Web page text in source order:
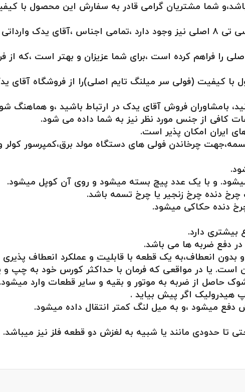
آقای یدک موجود می باشد،و شما مشتریان گرامی قادر به سفارش این محصول
میباشد.
را فراهم کرده است ،برای شما عزیزان و بهتر است ،که از
با کیفیت (فولی سر میلنگ تایم اصلی)را از فروشگاه آقای
کافی از جنس مورد نظر نیز به شما داده می شود.
ایران امکان پذیر است.
چرخشی موتور خودرو کی ام سی تی ۸ به همراهه تسمه،جهت چرخاندن فولی های دستگاه مولد
و با یک عدد پیچ بسته میشود و روی آن کوپل میشود.
دنده چرخ زنجیر یا چرخ تسمه باشد.
دنده حکاکی میشود.
دارد.
در دفع ضربه ها می باشد.
از حالت یک تکه و بدون انعطاف،به یک قطعه با قابلیت و عملکرد انعطاف
یا در مواقعی که فرمان با حداکثر کورس خود به چپ و
حاصل از ضربه به موتور و بقیه و سایر قطعات وارد میشود.
هیدرولیک اگر پیش بیاید .
میشود ،و به میل لنگ کمتر انتقال داده میشود.
حدودی مانند یا شبیه به لغزش دو قطعه فلز نیز میباشد.